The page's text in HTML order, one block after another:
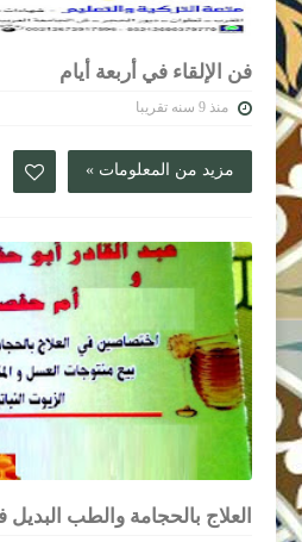
فن الإلقاء في أربعة أيام
منذ 9 سنه تقريبا
مزيد من المعلومات »
العلاج بالحجامة والطب